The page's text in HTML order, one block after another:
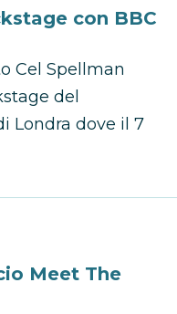
con BBC
Cel Spellman
del
Londra dove il 7
Meet The